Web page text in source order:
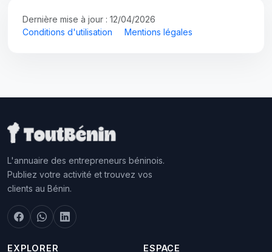
Dernière mise à jour : 12/04/2026
Conditions d'utilisation
Mentions légales
L'annuaire des entrepreneurs béninois.
Publiez votre activité et trouvez vos
clients au Bénin.
EXPLORER ESPACE